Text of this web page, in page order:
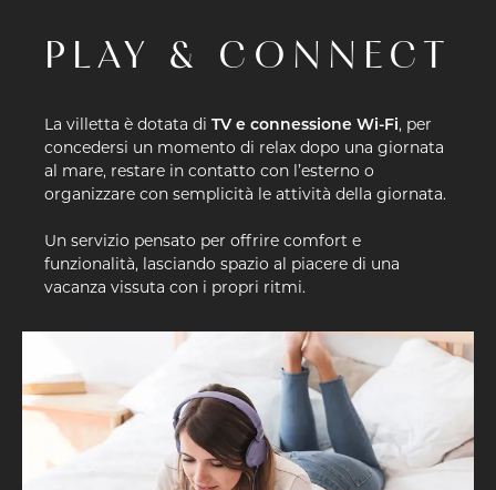
PLAY & CONNECT
La villetta è dotata di TV e connessione Wi-Fi, per
concedersi un momento di relax dopo una giornata
al mare, restare in contatto con l’esterno o
organizzare con semplicità le attività della giornata.
Un servizio pensato per offrire comfort e
funzionalità, lasciando spazio al piacere di una
vacanza vissuta con i propri ritmi.